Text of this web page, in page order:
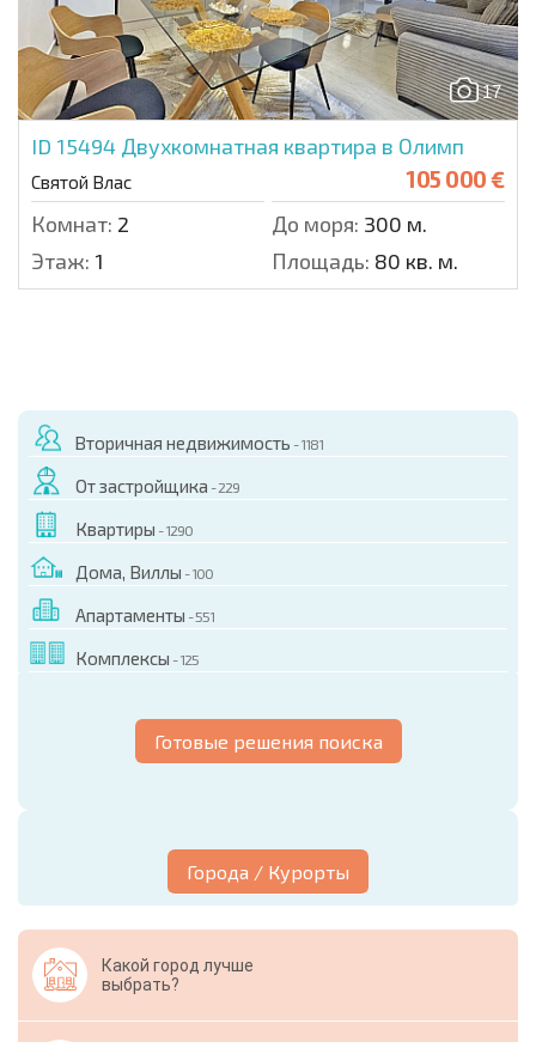
17
ID 15494 Двухкомнатная квартира в Олимп
Святой Влас 105 000 €
Комнат: 2 До моря: 300 м.
Этаж: 1 Площадь: 80 кв. м.
Вторичная недвижимость - 1181
От застройщика - 229
Квартиры - 1290
Дома, Виллы - 100
Апартаменты - 551
Комплексы - 125
Готовые решения поиска
Города / Курорты
Какой город лучше
выбрать?